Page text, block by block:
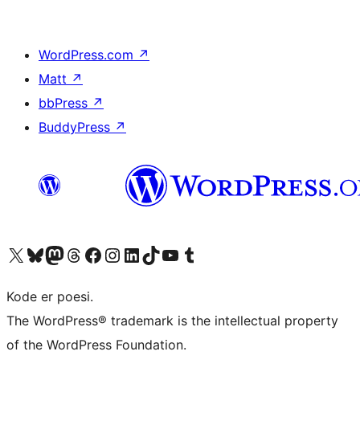
WordPress.com ↗
Matt ↗
bbPress ↗
BuddyPress ↗
Visit our X (formerly Twitter) account
Visit our Bluesky account
Visit our Mastodon account
Visit our Threads account
Visit our Facebook page
Visit our Instagram account
Visit our LinkedIn account
Visit our TikTok account
Visit our YouTube channel
Visit our Tumblr account
Kode er poesi.
The WordPress® trademark is the intellectual property
of the WordPress Foundation.